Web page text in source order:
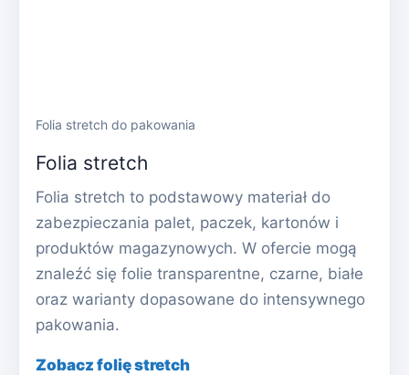
Folia stretch do pakowania
Folia stretch
Folia stretch to podstawowy materiał do
zabezpieczania palet, paczek, kartonów i
produktów magazynowych. W ofercie mogą
znaleźć się folie transparentne, czarne, białe
oraz warianty dopasowane do intensywnego
pakowania.
Zobacz folię stretch